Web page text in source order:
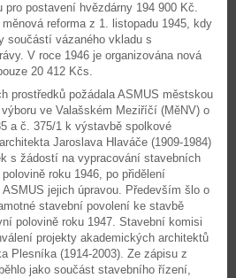
pro postavení hvězdárny 194 900 Kč.
reforma z 1. listopadu 1945, kdy
součástí vázaného vkladu s
V roce 1946 je organizována nová
20 412 Kčs.
prostředků požádala ASMUS městskou
ve Valašském Meziříčí (MěNV) o
a č. 375/1 k výstavbě spolkové
Jaroslava Hlaváče (1909-1984)
s žádostí na vypracování stavebních
roku 1946, po přidělení
jejich úpravou. Především šlo o
stavební povolení ke stavbě
polovině roku 1947. Stavební komisi
projekty akademických architektů
Plesníka (1914-2003). Ze zápisu z
jako součást stavebního řízení,